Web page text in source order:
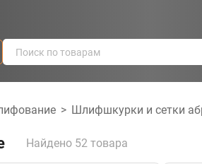
> Шлифшкурки и сетки
Найдено 52 товара